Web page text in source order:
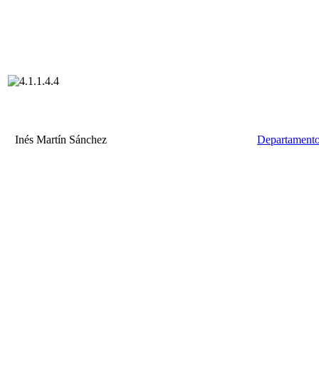
Inés Martín Sánchez